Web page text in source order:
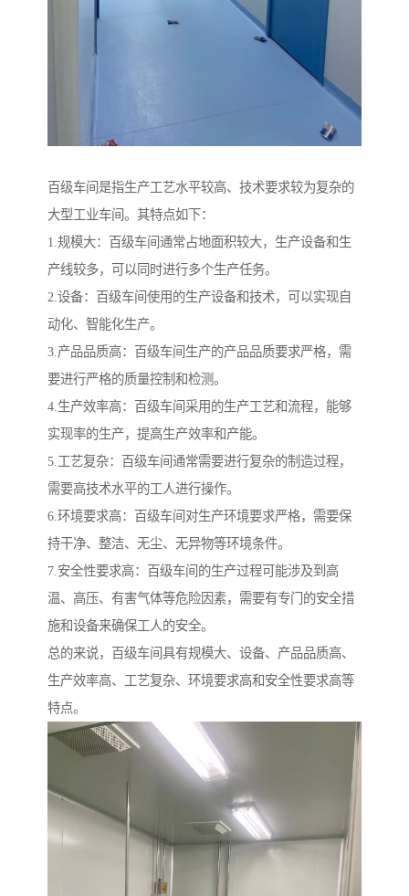
百级车间是指生产工艺水平较高、技术要求较为复杂的
大型工业车间。其特点如下：
1.规模大：百级车间通常占地面积较大，生产设备和生
产线较多，可以同时进行多个生产任务。
2.设备：百级车间使用的生产设备和技术，可以实现自
动化、智能化生产。
3.产品品质高：百级车间生产的产品品质要求严格，需
要进行严格的质量控制和检测。
4.生产效率高：百级车间采用的生产工艺和流程，能够
实现率的生产，提高生产效率和产能。
5.工艺复杂：百级车间通常需要进行复杂的制造过程，
需要高技术水平的工人进行操作。
6.环境要求高：百级车间对生产环境要求严格，需要保
持干净、整洁、无尘、无异物等环境条件。
7.安全性要求高：百级车间的生产过程可能涉及到高
温、高压、有害气体等危险因素，需要有专门的安全措
施和设备来确保工人的安全。
总的来说，百级车间具有规模大、设备、产品品质高、
生产效率高、工艺复杂、环境要求高和安全性要求高等
特点。